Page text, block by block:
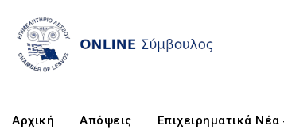
Αρχική Απόψεις Επιχειρηματικά Νέα